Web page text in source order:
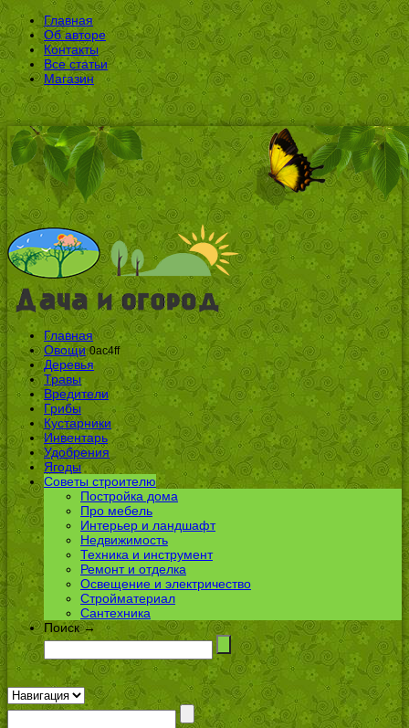
Главная
Об авторе
Контакты
Все статьи
Магазин
Главная
Овощи 0ac4ff
Деревья
Травы
Вредители
Грибы
Кустарники
Инвентарь
Удобрения
Ягоды
Советы строителю
Постройка дома
Про мебель
Интерьер и ландшафт
Недвижимость
Техника и инструмент
Ремонт и отделка
Освещение и электричество
Стройматериал
Сантехника
Поиск →